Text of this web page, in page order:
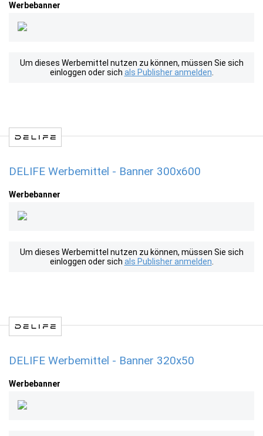
Werbebanner
Um dieses Werbemittel nutzen zu können, müssen Sie sich
einloggen oder sich als Publisher anmelden
DELIFE Werbemittel - Banner 300x600
Werbebanner
Um dieses Werbemittel nutzen zu können, müssen Sie sich
einloggen oder sich als Publisher anmelden
DELIFE Werbemittel - Banner 320x50
Werbebanner